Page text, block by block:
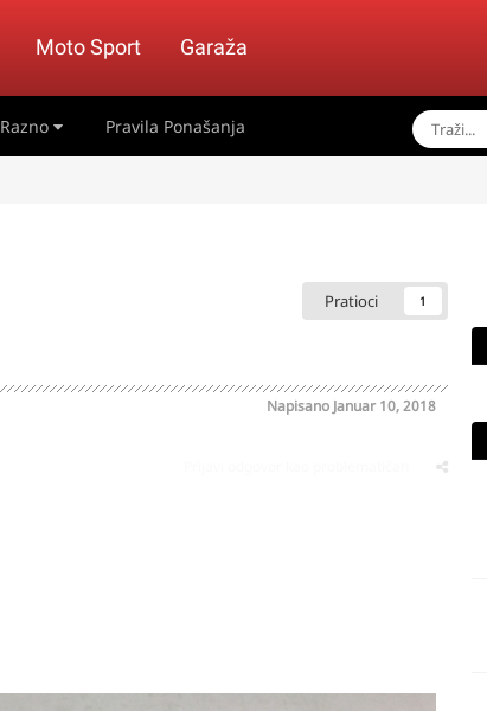
Moto Sport Garaža
Razno Pravila Ponašanja
Pratioci 1
Napisano Januar 10, 2018